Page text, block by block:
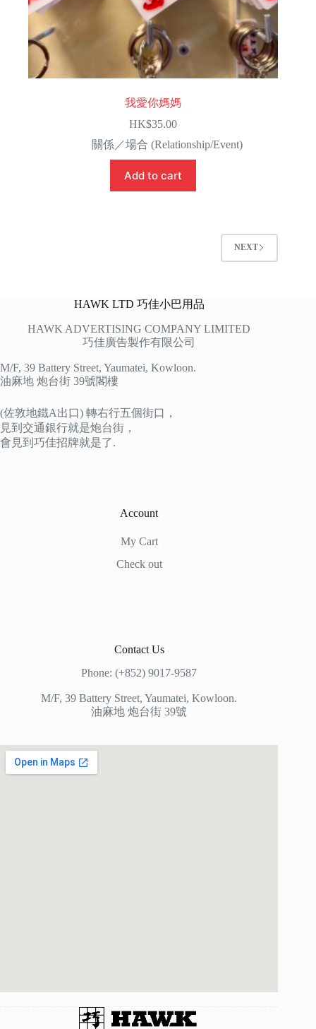
我愛你媽媽
HK$35.00
關係／場合 (Relationship/Event)
Add to cart
NEXT
HAWK LTD 巧佳小巴用品
HAWK ADVERTISING COMPANY LIMITED
巧佳廣告製作有限公司
M/F, 39 Battery Street, Yaumatei, Kowloon.
油麻地 炮台街 39號閣樓
(佐敦地鐵A出口) 轉右行五個街口，
見到交通銀行就是炮台街，
會見到巧佳招牌就是了.
Account
My Cart
Check out
Contact Us
Phone: (+852) 9017-9587
M/F, 39 Battery Street, Yaumatei, Kowloon.
油麻地 炮台街 39號